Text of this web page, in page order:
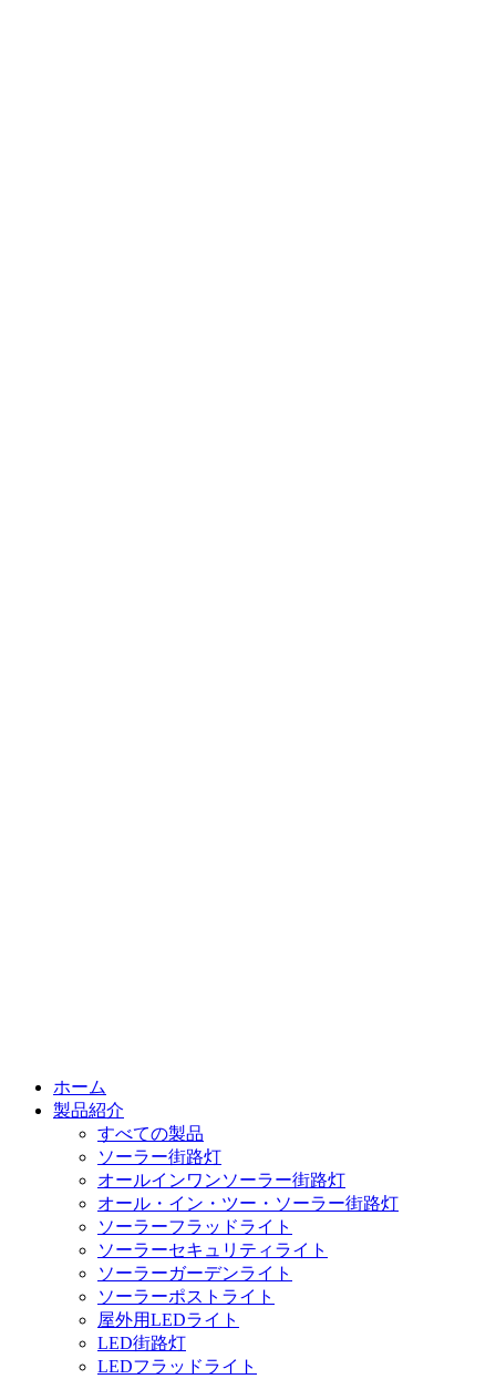
ホーム
製品紹介
すべての製品
ソーラー街路灯
オールインワンソーラー街路灯
オール・イン・ツー・ソーラー街路灯
ソーラーフラッドライト
ソーラーセキュリティライト
ソーラーガーデンライト
ソーラーポストライト
屋外用LEDライト
LED街路灯
LEDフラッドライト